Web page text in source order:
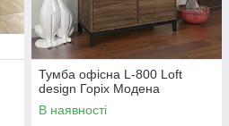
Тумба офісна L-800 Loft
design Горіх Модена
В наявності